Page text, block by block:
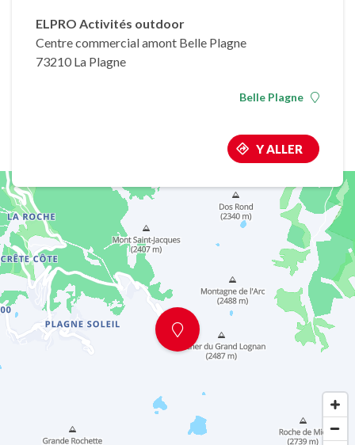
ELPRO Activités outdoor
Centre commercial amont Belle Plagne
73210 La Plagne
Belle Plagne
Y ALLER